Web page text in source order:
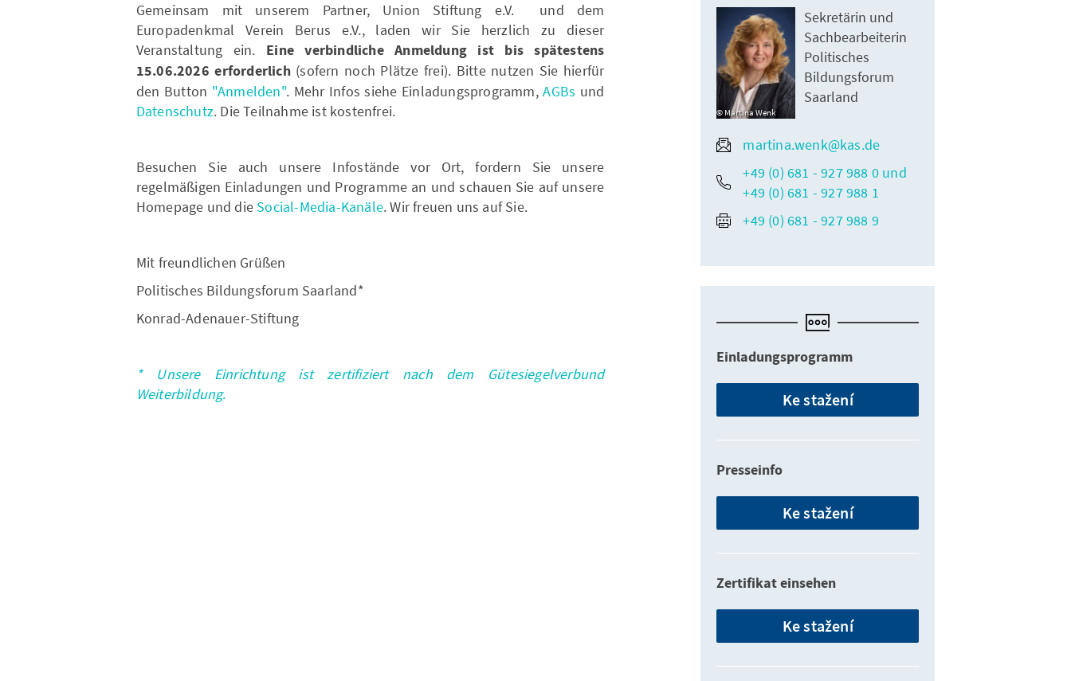
Gemeinsam mit unserem Partner, Union Stiftung e.V. und dem
Europadenkmal Verein Berus e.V., laden wir Sie herzlich zu dieser
Veranstaltung ein. Eine verbindliche Anmeldung ist bis spätestens
15.06.2026 erforderlich(sofern noch Plätze frei). Bitte nutzen Sie hierfür
den Button "Anmelden". Mehr Infos siehe Einladungsprogramm,AGBs und
Datenschutz. Die Teilnahme ist kostenfrei.
Besuchen Sie auch unsere Infostände vor Ort, fordern Sie unsere
regelmäßigen Einladungen und Programme an und schauen Sie auf unsere
Homepage und die Social-Media-Kanäle. Wir freuen uns auf Sie.
Mit freundlichen Grüßen
Politisches Bildungsforum Saarland*
Konrad-Adenauer-Stiftung
* Unsere Einrichtung ist zertifiziert nach dem Gütesiegelverbund
Weiterbildung.
Martina Wenk
Sekretärin und
Sachbearbeiterin
Politisches
Bildungsforum
Saarland
martina.wenk@kas.de
+49 (0) 681 - 927 988 0 und
+49 (0) 681 - 927 988 1
+49 (0) 681 - 927 988 9
Einladungsprogramm
Ke stažení
Presseinfo
Ke stažení
Zertifikat einsehen
Ke stažení